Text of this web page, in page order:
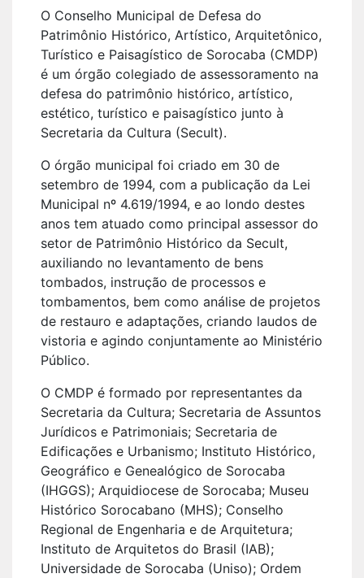
O Conselho Municipal de Defesa do
Patrimônio Histórico, Artístico, Arquitetônico,
Turístico e Paisagístico de Sorocaba (CMDP)
é um órgão colegiado de assessoramento na
defesa do patrimônio histórico, artístico,
estético, turístico e paisagístico junto à
Secretaria da Cultura (Secult).
O órgão municipal foi criado em 30 de
setembro de 1994, com a publicação da Lei
Municipal nº 4.619/1994, e ao londo destes
anos tem atuado como principal assessor do
setor de Patrimônio Histórico da Secult,
auxiliando no levantamento de bens
tombados, instrução de processos e
tombamentos, bem como análise de projetos
de restauro e adaptações, criando laudos de
vistoria e agindo conjuntamente ao Ministério
Público.
O CMDP é formado por representantes da
Secretaria da Cultura; Secretaria de Assuntos
Jurídicos e Patrimoniais; Secretaria de
Edificações e Urbanismo; Instituto Histórico,
Geográfico e Genealógico de Sorocaba
(IHGGS); Arquidiocese de Sorocaba; Museu
Histórico Sorocabano (MHS); Conselho
Regional de Engenharia e de Arquitetura;
Instituto de Arquitetos do Brasil (IAB);
Universidade de Sorocaba (Uniso); Ordem